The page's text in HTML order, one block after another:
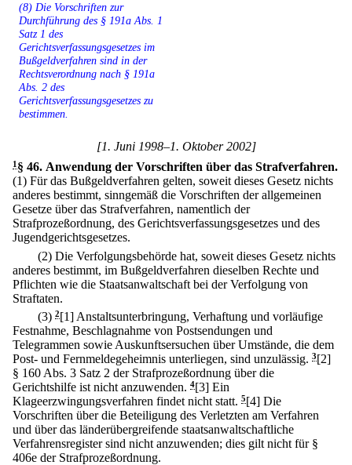
(8) Die Vorschriften zur
Durchführung des § 191a Abs. 1
Satz 1 des
Gerichtsverfassungsgesetzes im
Bußgeldverfahren sind in der
Rechtsverordnung nach § 191a
Abs. 2 des
Gerichtsverfassungsgesetzes zu
bestimmen.
[1. Juni 1998–1. Oktober 2002]
1§ 46. Anwendung der Vorschriften über das Strafverfahren.
(1) Für das Bußgeldverfahren gelten, soweit dieses Gesetz nichts
anderes bestimmt, sinngemäß die Vorschriften der allgemeinen
Gesetze über das Strafverfahren, namentlich der
Strafprozeßordnung, des Gerichtsverfassungsgesetzes und des
Jugendgerichtsgesetzes.
(2) Die Verfolgungsbehörde hat, soweit dieses Gesetz nichts
anderes bestimmt, im Bußgeldverfahren dieselben Rechte und
Pflichten wie die Staatsanwaltschaft bei der Verfolgung von
Straftaten.
(3) 2[1] Anstaltsunterbringung, Verhaftung und vorläufige
Festnahme, Beschlagnahme von Postsendungen und
Telegrammen sowie Auskunftsersuchen über Umstände, die dem
Post- und Fernmeldegeheimnis unterliegen, sind unzulässig. 3[2]
§ 160 Abs. 3 Satz 2 der Strafprozeßordnung über die
Gerichtshilfe ist nicht anzuwenden. 4[3] Ein
Klageerzwingungsverfahren findet nicht statt. 5[4] Die
Vorschriften über die Beteiligung des Verletzten am Verfahren
und über das länderübergreifende staatsanwaltschaftliche
Verfahrensregister sind nicht anzuwenden; dies gilt nicht für §
406e der Strafprozeßordnung.